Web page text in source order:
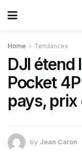
Home Tendances
DJI étend
Pocket
pays,
by Jean Caron